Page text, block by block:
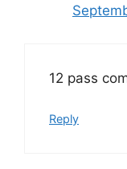
12 pass
Reply